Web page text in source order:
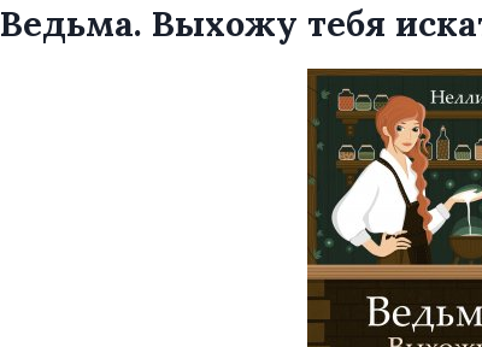
Ведьма. Выхожу тебя